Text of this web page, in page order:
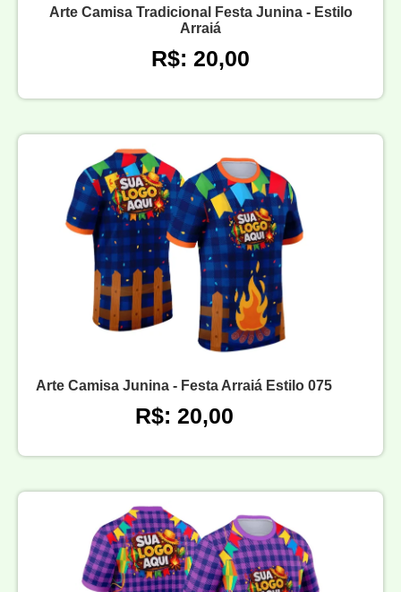
Arte Camisa Tradicional Festa Junina - Estilo
Arraiá
R$: 20,00
Arte Camisa Junina - Festa Arraiá Estilo 075
R$: 20,00